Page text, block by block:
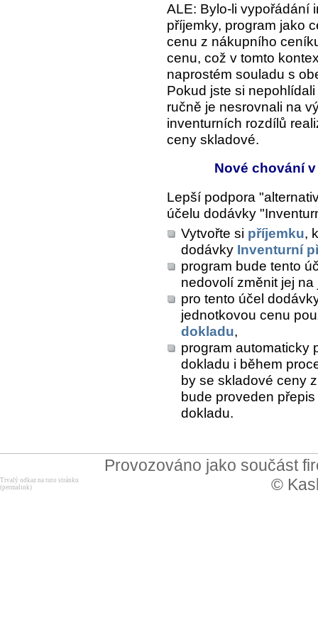
ALE: Bylo-li vypořádání
příjemky, program jako
cenu z nákupního
cenu, což v tomto
naprostém souladu s
Pokud jste si
ručně je nesrovnali na
inventurních rozdílů
ceny skladové.
Nové chování
Lepší podpora
účelu dodávky
Vytvořte si příjemku,
dodávky Inventurní
program bude tento
nedovolí změnit jej na
pro tento účel
jednotkovou cenu
dokladu,
program automaticky
dokladu i během
by se skladové ceny
bude proveden
dokladu.
Provozováno jako součást
©
Trvalý odkaz na tuto stránku
(permalink)